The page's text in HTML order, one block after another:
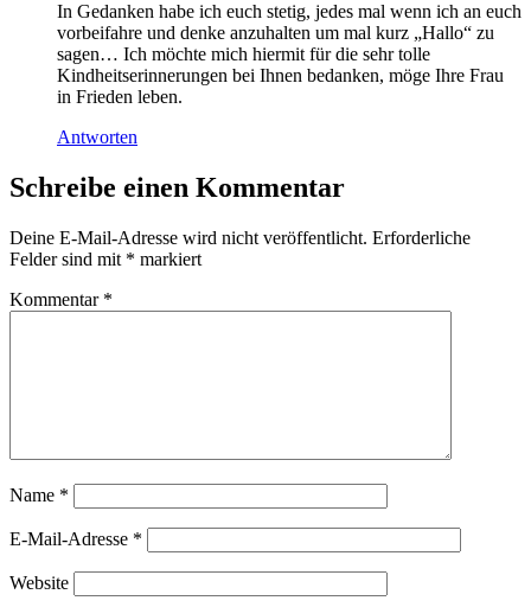
In Gedanken habe ich euch stetig, jedes mal wenn ich an euch
vorbeifahre und denke anzuhalten um mal kurz „Hallo“ zu
sagen… Ich möchte mich hiermit für die sehr tolle
Kindheitserinnerungen bei Ihnen bedanken, möge Ihre Frau
in Frieden leben.
Antworten
Schreibe einen Kommentar
Deine E-Mail-Adresse wird nicht veröffentlicht. Erforderliche
Felder sind mit * markiert
Kommentar *
Name *
E-Mail-Adresse *
Website